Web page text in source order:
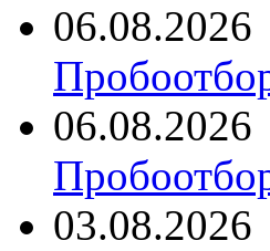
06.08.2026
06.08.2026
03.08.2026